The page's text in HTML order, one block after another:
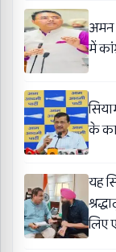
अमन
में
के
यह
लिए